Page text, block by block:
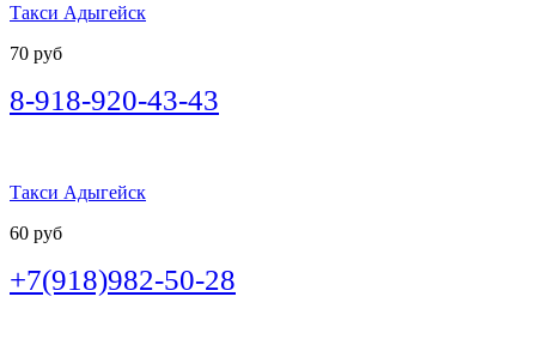
Такси Адыгейск
70 руб
8-918-920-43-43
Такси Адыгейск
60 руб
+7(918)982-50-28